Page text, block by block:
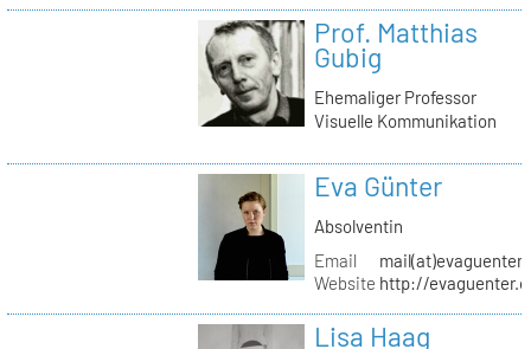
Prof. Matthias
Gubig
Ehemaliger Professor
Visuelle Kommunikation
Eva Günter
Absolventin
Email
Website http://
Lisa Haag